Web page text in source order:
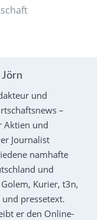
und
–
Aktien und
Journalist
namhafte
und
Kurier, t3n,
pressetext.
er den Online-